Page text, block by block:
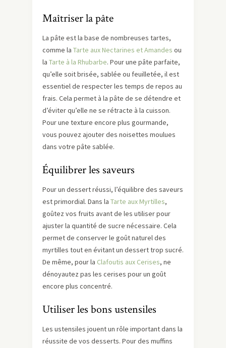
Maîtriser la pâte
La pâte est la base de nombreuses tartes,
comme la Tarte aux Nectarines et Amandes ou
la Tarte à la Rhubarbe. Pour une pâte parfaite,
qu’elle soit brisée, sablée ou feuilletée, il est
essentiel de respecter les temps de repos au
frais. Cela permet à la pâte de se détendre et
d’éviter qu’elle ne se rétracte à la cuisson.
Pour une texture encore plus gourmande,
vous pouvez ajouter des noisettes moulues
dans votre pâte sablée.
Équilibrer les saveurs
Pour un dessert réussi, l’équilibre des saveurs
est primordial. Dans la Tarte aux Myrtilles,
goûtez vos fruits avant de les utiliser pour
ajuster la quantité de sucre nécessaire. Cela
permet de conserver le goût naturel des
myrtilles tout en évitant un dessert trop sucré.
De même, pour la Clafoutis aux Cerises, ne
dénoyautez pas les cerises pour un goût
encore plus concentré.
Utiliser les bons ustensiles
Les ustensiles jouent un rôle important dans la
réussite de vos desserts. Pour des muffins